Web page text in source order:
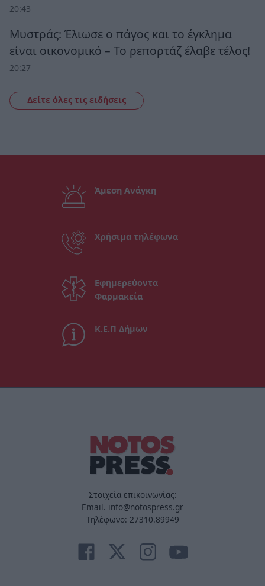
20:43
Μυστράς: Έλιωσε ο πάγος και το έγκλημα
είναι οικονομικό – Το ρεπορτάζ έλαβε τέλος!
20:27
Δείτε όλες τις ειδήσεις
Άμεση Ανάγκη
Χρήσιμα τηλέφωνα
Εφημερεύοντα
Φαρμακεία
Κ.Ε.Π Δήμων
Στοιχεία επικοινωνίας:
Email. info@notospress.gr
Τηλέφωνο: 27310.89949